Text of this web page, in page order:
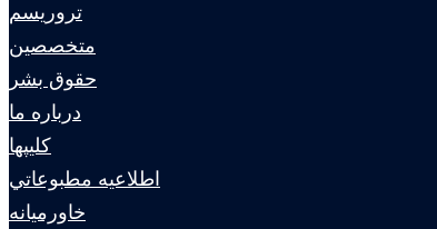
تروريسم
متخصصين
حقوق بشر
درباره ما
كليپها
اطلاعيه مطبوعاتي
خاورميانه